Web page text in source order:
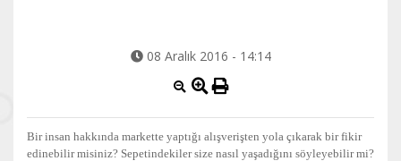
08 Aralık 2016 - 14:14
Bir insan hakkında markette yaptığı alışverişten yola çıkarak bir fikir
edinebilir misiniz? Sepetindekiler size nasıl yaşadığını söyleyebilir mi?